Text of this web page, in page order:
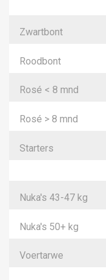
Zwartbont
Roodbont
Rosé < 8 mnd
Rosé > 8 mnd
Starters
Nuka's 43-47 kg
Nuka's 50+ kg
Voertarwe